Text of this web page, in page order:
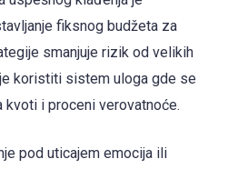
fiksnog budžeta za
smanjuje rizik od velikih
koristiti sistem uloga gde se
i proceni verovatnoće.
pod uticajem emocija ili